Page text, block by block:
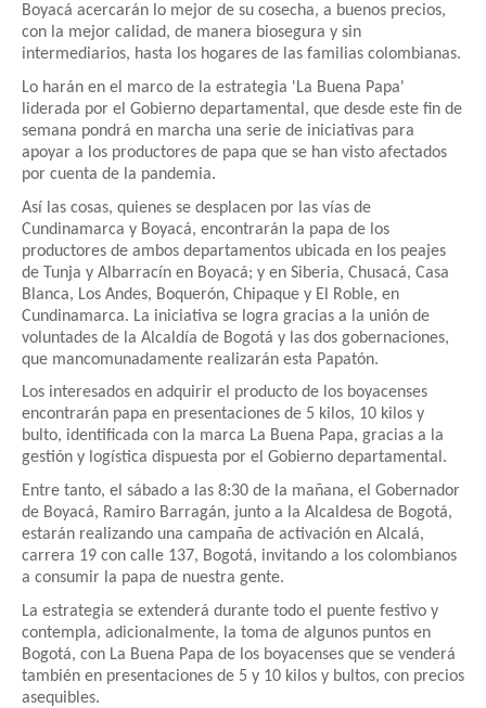
Boyacá acercarán lo mejor de su cosecha, a buenos precios,
con la mejor calidad, de manera biosegura y sin
intermediarios, hasta los hogares de las familias colombianas.
Lo harán en el marco de la estrategia 'La Buena Papa'
liderada por el Gobierno departamental, que desde este fin de
semana pondrá en marcha una serie de iniciativas para
apoyar a los productores de papa que se han visto afectados
por cuenta de la pandemia.
Así las cosas, quienes se desplacen por las vías de
Cundinamarca y Boyacá, encontrarán la papa de los
productores de ambos departamentos ubicada en los peajes
de Tunja y Albarracín en Boyacá; y en Siberia, Chusacá, Casa
Blanca, Los Andes, Boquerón, Chipaque y El Roble, en
Cundinamarca. La iniciativa se logra gracias a la unión de
voluntades de la Alcaldía de Bogotá y las dos gobernaciones,
que mancomunadamente realizarán esta Papatón.
Los interesados en adquirir el producto de los boyacenses
encontrarán papa en presentaciones de 5 kilos, 10 kilos y
bulto, identificada con la marca La Buena Papa, gracias a la
gestión y logística dispuesta por el Gobierno departamental.
Entre tanto, el sábado a las 8:30 de la mañana, el Gobernador
de Boyacá, Ramiro Barragán, junto a la Alcaldesa de Bogotá,
estarán realizando una campaña de activación en Alcalá,
carrera 19 con calle 137, Bogotá, invitando a los colombianos
a consumir la papa de nuestra gente.
La estrategia se extenderá durante todo el puente festivo y
contempla, adicionalmente, la toma de algunos puntos en
Bogotá, con La Buena Papa de los boyacenses que se venderá
también en presentaciones de 5 y 10 kilos y bultos, con precios
asequibles.